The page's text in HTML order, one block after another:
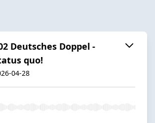
Deutsches Doppel -
quo!
04-28